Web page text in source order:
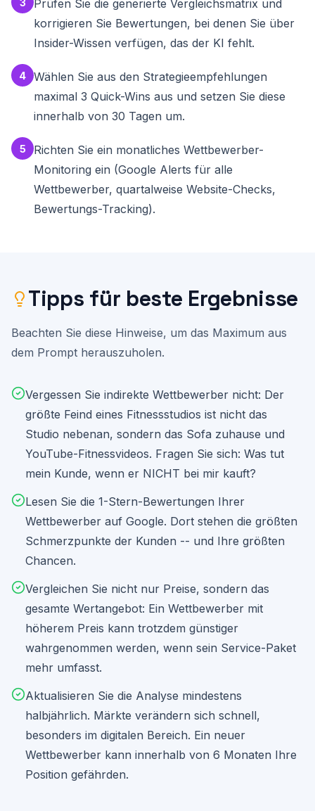
4. **Verhandlungsmacht der Kunden**: Wie leicht
können Kunden wechseln?
5. **Bedrohung durch Substitutionsprodukte**:
Was könnte Ihr Angebot ersetzen?
Basierend auf der Gesamtanalyse:
Sie sich im Markt positionieren?
c) **Quick-Wins**: 3 sofort umsetzbare
Maßnahmen
d) **Mittelfristige Strategie**: 3-5 Maßnahmen
für die naechsten 6-12 Monate
e) **Wettbewerber-Monitoring**: Wie überwachen
Sie Ihre Wettbewerber systematisch? (Tools,
----------|---------|
| ... | Hoch/Mittel/Niedrig | Sofort/3 Monate/6
verfügbaren Informationen und realistischen
Einschätzungen.
- Bewerte Wettbewerber fair -- weder über- noch
unterschaetze sie.
- Fokussiere auf umsetzbare Erkenntnisse, nicht
- Berücksichtige branchenspezifische
Besonderheiten des deutschen Marktes.
- Weise auf kostenlose und kostenguenstige
Alerts, SimilarWeb, Ubersuggest).
Professionelle Wettbewerbsanalyse und
Positionierung:
https://automationsmanufaktur.de/ki-tools
Prüfen Sie die generierte Vergleichsmatrix und
korrigieren Sie Bewertungen, bei denen Sie über
Insider-Wissen verfügen, das der KI fehlt.
4
Wählen Sie aus den Strategieempfehlungen
maximal 3 Quick-Wins aus und setzen Sie diese
innerhalb von 30 Tagen um.
5
Richten Sie ein monatliches Wettbewerber-
Monitoring ein (Google Alerts für alle
Wettbewerber, quartalweise Website-Checks,
Bewertungs-Tracking).
Tipps für beste Ergebnisse
Beachten Sie diese Hinweise, um das Maximum aus
dem Prompt herauszuholen.
Vergessen Sie indirekte Wettbewerber nicht: Der
größte Feind eines Fitnessstudios ist nicht das
Studio nebenan, sondern das Sofa zuhause und
YouTube-Fitnessvideos. Fragen Sie sich: Was tut
mein Kunde, wenn er NICHT bei mir kauft?
Lesen Sie die 1-Stern-Bewertungen Ihrer
Wettbewerber auf Google. Dort stehen die größten
Schmerzpunkte der Kunden -- und Ihre größten
Chancen.
Vergleichen Sie nicht nur Preise, sondern das
gesamte Wertangebot: Ein Wettbewerber mit
höherem Preis kann trotzdem günstiger
wahrgenommen werden, wenn sein Service-Paket
mehr umfasst.
Aktualisieren Sie die Analyse mindestens
halbjährlich. Märkte verändern sich schnell,
besonders im digitalen Bereich. Ein neuer
Wettbewerber kann innerhalb von 6 Monaten Ihre
Position gefährden.